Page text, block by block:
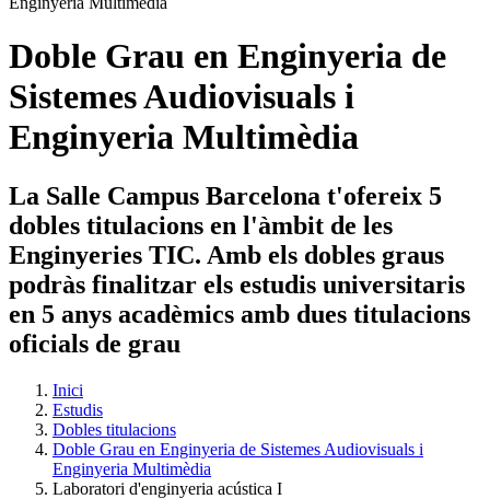
Doble Grau en Enginyeria de
Sistemes Audiovisuals i
Enginyeria Multimèdia
La Salle Campus Barcelona t'ofereix 5
dobles titulacions en l'àmbit de les
Enginyeries TIC. Amb els dobles graus
podràs finalitzar els estudis universitaris
en 5 anys acadèmics amb dues titulacions
oficials de grau
Inici
Estudis
Dobles titulacions
Doble Grau en Enginyeria de Sistemes Audiovisuals i
Enginyeria Multimèdia
Laboratori d'enginyeria acústica I